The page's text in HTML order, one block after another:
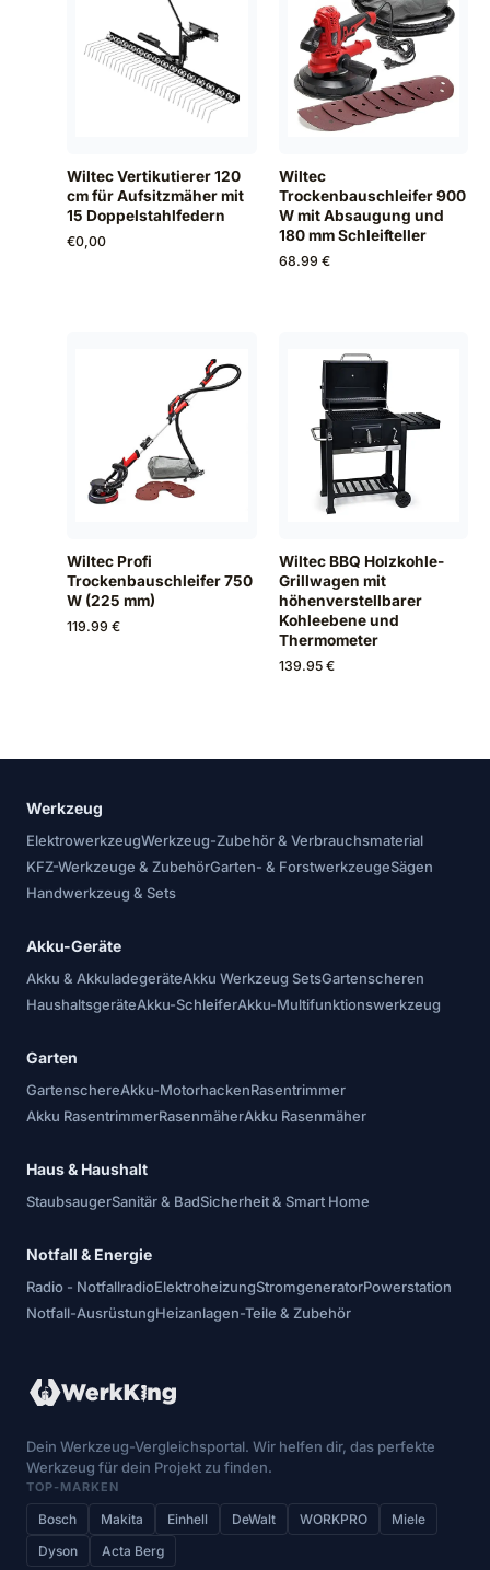
Wiltec Vertikutierer 120
cm für Aufsitzmäher mit
15 Doppelstahlfedern
€0,00
Wiltec
Trockenbauschleifer 900
W mit Absaugung und
180 mm Schleifteller
68.99 €
Wiltec Profi
Trockenbauschleifer 750
W (225 mm)
119.99 €
Wiltec BBQ Holzkohle-
Grillwagen mit
höhenverstellbarer
Kohleebene und
Thermometer
139.95 €
Werkzeug
ElektrowerkzeugWerkzeug-Zubehör & Verbrauchsmaterial
KFZ-Werkzeuge & ZubehörGarten- & ForstwerkzeugeSägen
Handwerkzeug & Sets
Akku-Geräte
Akku & AkkuladegeräteAkku Werkzeug SetsGartenscheren
HaushaltsgeräteAkku-SchleiferAkku-Multifunktionswerkzeug
Garten
GartenschereAkku-MotorhackenRasentrimmer
Akku RasentrimmerRasenmäherAkku Rasenmäher
Haus & Haushalt
StaubsaugerSanitär & BadSicherheit & Smart Home
Notfall & Energie
Radio - NotfallradioElektroheizungStromgeneratorPowerstation
Notfall-AusrüstungHeizanlagen-Teile & Zubehör
Dein Werkzeug-Vergleichsportal. Wir helfen dir, das perfekte
Werkzeug für dein Projekt zu finden.
TOP-MARKEN
Bosch Makita Einhell DeWalt WORKPRO
Miele
Dyson
Acta Berg